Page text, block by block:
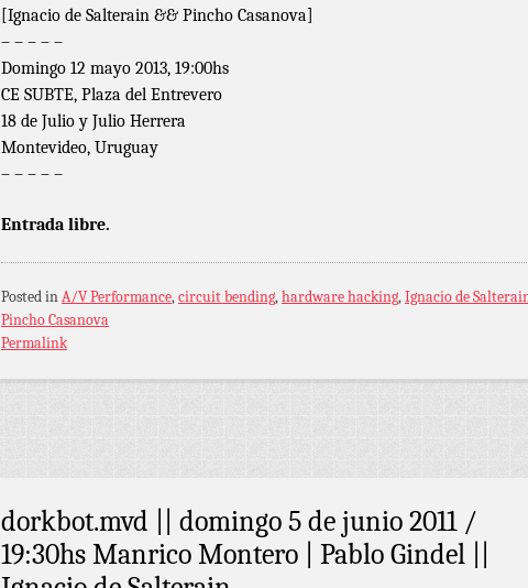
[Ignacio de Salterain && Pincho Casanova]
– – – – –
Domingo 12 mayo 2013, 19:00hs
CE SUBTE, Plaza del Entrevero
18 de Julio y Julio Herrera
Montevideo, Uruguay
– – – – –
Entrada libre.
Posted inA/V Performance,circuit bending,hardware hacking,Ignacio de
Pincho Casanova
Permalink
dorkbot.mvd || domingo 5 de junio 2011 /
19:30hs Manrico Montero | Pablo Gindel ||